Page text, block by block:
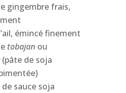
gingembre frais,
émincé finement
tobajanou
(pâte de soja
de sauce soja